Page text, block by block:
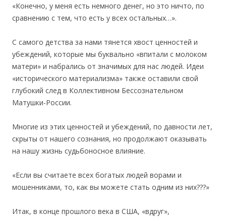
«Конечно, у меня есть немного денег, но это ничто, по
сравнению с тем, что есть у всех остальных…».
С самого детства за нами тянется хвост ценностей и
убеждений, которые мы буквально «впитали с молоком
матери» и набрались от значимых для нас людей. Идеи
«исторического материализма» также оставили свой
глубокий след в Коллективном Бессознательном
Матушки-России.
Многие из этих ценностей и убеждений, по давности лет,
скрыты от нашего сознания, но продолжают оказывать
на нашу жизнь судьбоносное влияние.
«Если вы считаете всех богатых людей ворами и
мошенниками, то, как вы можете стать одним из них???»
Итак, в конце прошлого века в США, «вдруг»,